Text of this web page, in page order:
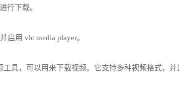
行下载。
启用 vlc media player。
具，可以用来下载视频。它支持多种视频格式，并